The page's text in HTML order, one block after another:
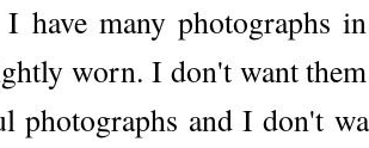
I have many photographs
worn. I don't want
photographs and I don't